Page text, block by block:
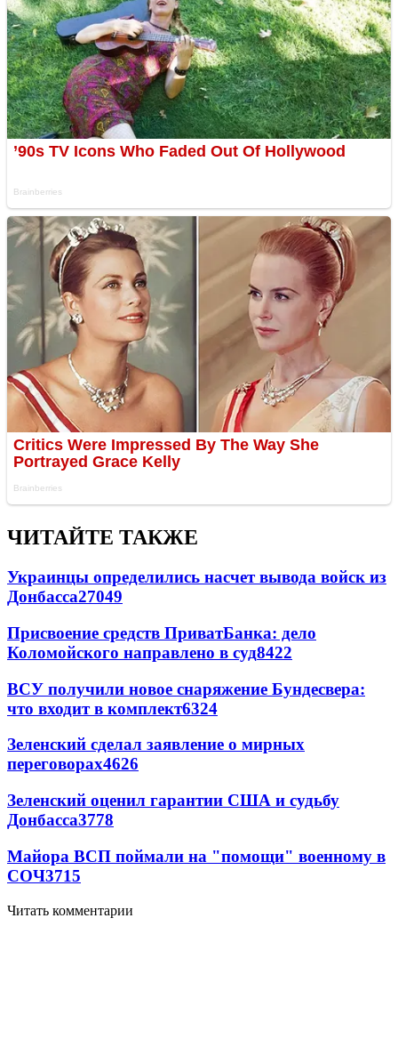
ЧИТАЙТЕ ТАКЖЕ
Украинцы определились насчет вывода войск из
Донбасса27049
Присвоение средств ПриватБанка: дело
Коломойского направлено в суд8422
ВСУ получили новое снаряжение Бундесвера:
что входит в комплект6324
Зеленский сделал заявление о мирных
переговорах4626
Зеленский оценил гарантии США и судьбу
Донбасса3778
Майора ВСП поймали на "помощи" военному в
СОЧ3715
Читать комментарии